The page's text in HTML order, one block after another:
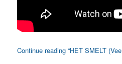
Continue reading “HET SMELT